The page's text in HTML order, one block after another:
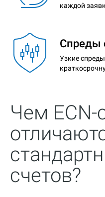
каждой
Спреды
Узкие
Чем ECN-
счетов?